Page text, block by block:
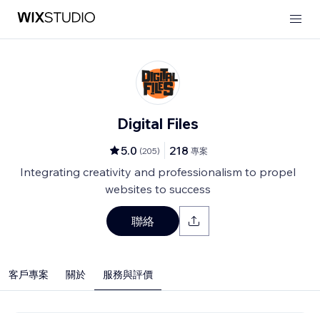
Digital Files
5.0 (205) 218 專案
Integrating creativity and professionalism to propel
websites to success
聯絡
客戶專案 關於 服務與評價